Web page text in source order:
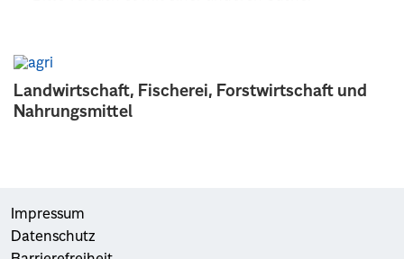
Landwirtschaft, Fischerei, Forstwirtschaft und
Nahrungsmittel
Impressum
Datenschutz